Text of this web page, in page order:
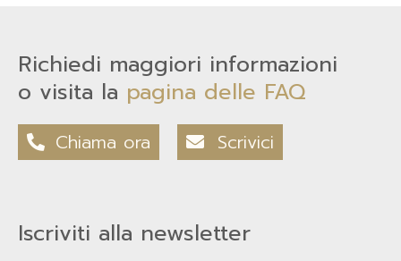
Richiedi maggiori informazioni
o visita la pagina delle FAQ
Chiama ora Scrivici
Iscriviti alla newsletter